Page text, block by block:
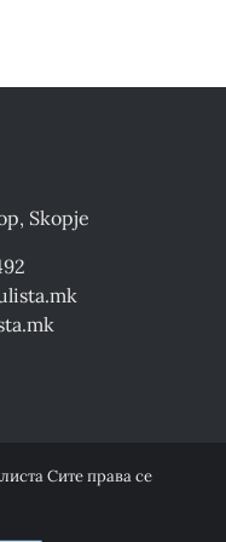
Skopje
Сите права се